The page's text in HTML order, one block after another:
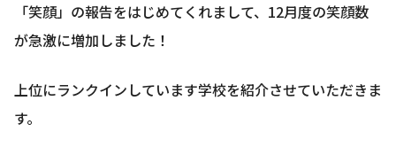
「笑顔」の報告をはじめてくれまして、12月度の笑顔数
が急激に増加しました！
上位にランクインしています学校を紹介させていただきま
す。